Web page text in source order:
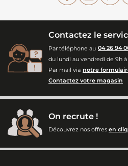
Contactez le
Par téléphone au 04 26 94
du lundi au vendredi de 9h à
Par mail via notre
Contactez votre magasin
On recrute !
Découvrez nos offres en